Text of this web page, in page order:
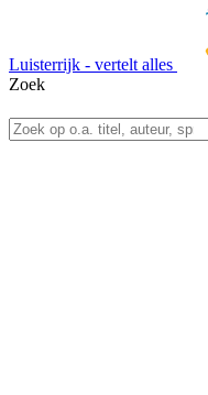
Luisterrijk - vertelt alles
Zoek